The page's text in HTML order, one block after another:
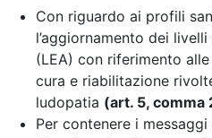
Con riguardo ai profili
l’aggiornamento dei
(LEA) con riferimento
cura e riabilitazione
ludopatia (art. 5, comma
Per contenere i